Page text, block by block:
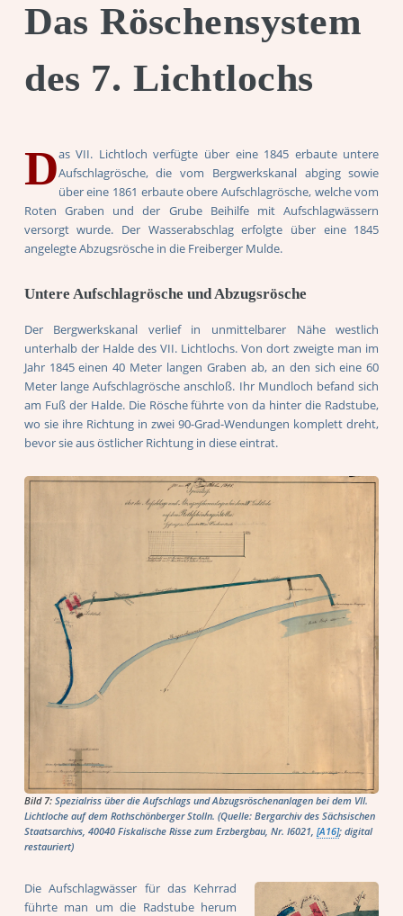
Das Röschensystem
des 7. Lichtlochs
Das VII. Lichtloch verfügte über eine 1845 erbaute untere
Aufschlagrösche, die vom Bergwerkskanal abging sowie
über eine 1861 erbaute obere Aufschlagrösche, welche vom
Roten Graben und der Grube Beihilfe mit Aufschlagwässern
versorgt wurde. Der Wasserabschlag erfolgte über eine 1845
angelegte Abzugsrösche in die Freiberger Mulde.
Untere Aufschlagrösche und Abzugsrösche
Der Bergwerkskanal verlief in unmittelbarer Nähe westlich
unterhalb der Halde des VII. Lichtlochs. Von dort zweigte man im
Jahr 1845 einen 40 Meter langen Graben ab, an den sich eine 60
Meter lange Aufschlagrösche anschloß. Ihr Mundloch befand sich
am Fuß der Halde. Die Rösche führte von da hinter die Radstube,
wo sie ihre Richtung in zwei 90-Grad-Wendungen komplett dreht,
bevor sie aus östlicher Richtung in diese eintrat.
Bild 7: Spezialriss über die Aufschlags und Abzugsröschenanlagen bei dem VII.
Lichtloche auf dem Rothschönberger Stolln. (Quelle: Bergarchiv des Sächsischen
Staatsarchivs, 40040 Fiskalische Risse zum Erzbergbau, Nr. I6021, [A16]; digital
restauriert)
Die Aufschlagwässer für das Kehrrad
führte man um die Radstube herum